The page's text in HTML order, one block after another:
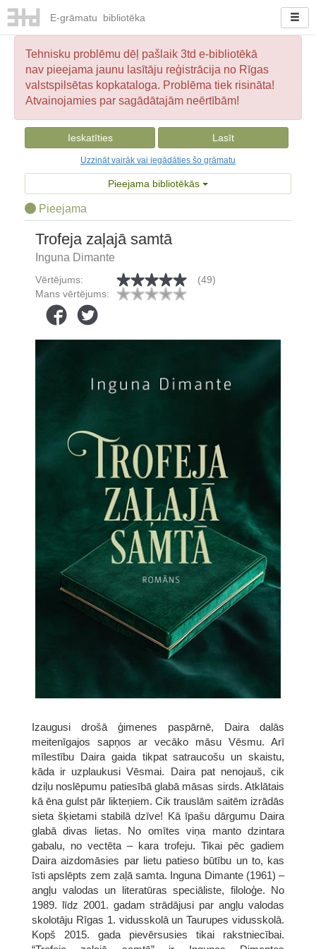
E-grāmatu bibliotēka
Tehnisku problēmu dēļ pašlaik 3td e-bibliotēkā
nav pieejama jaunu lasītāju reģistrācija no Rīgas
valstspilsētas kopkataloga. Problēma tiek risināta!
Atvainojamies par sagādātajām neērtībām!
Ieskatīties Lasīt
Uzzināt vairāk vai iegādāties šo grāmatu
Pieejama bibliotēkās
Pieejama
Trofeja zaļajā samtā
Inguna Dimante
Vērtējums:
(49)
Mans vērtējums:
Izaugusi drošā ģimenes paspārnē, Daira dalās
meitenīgajos sapņos ar vecāko māsu Vēsmu. Arī
mīlestību Daira gaida tikpat satraucošu un skaistu,
kāda ir uzplaukusi Vēsmai. Daira pat nenojauš, cik
dziļu noslēpumu patiesībā glabā māsas sirds. Atklātais
kā ēna gulst pār likteņiem. Cik trauslām saitēm izrādās
sieta šķietami stabilā dzīve! Kā īpašu dārgumu Daira
glabā divas lietas. No omītes viņa manto dzintara
gabalu, no vectēta – kara trofeju. Tikai pēc gadiem
Daira aizdomāsies par lietu patieso būtību un to, kas
īsti apslēpts zem zaļā samta. Inguna Dimante (1961) –
angļu valodas un literatūras speciāliste, filoloģe. No
1989. līdz 2001. gadam strādājusi par angļu valodas
skolotāju Rīgas 1. vidusskolā un Taurupes vidusskolā.
Kopš 2015. gada pievērsusies tikai rakstniecībai.